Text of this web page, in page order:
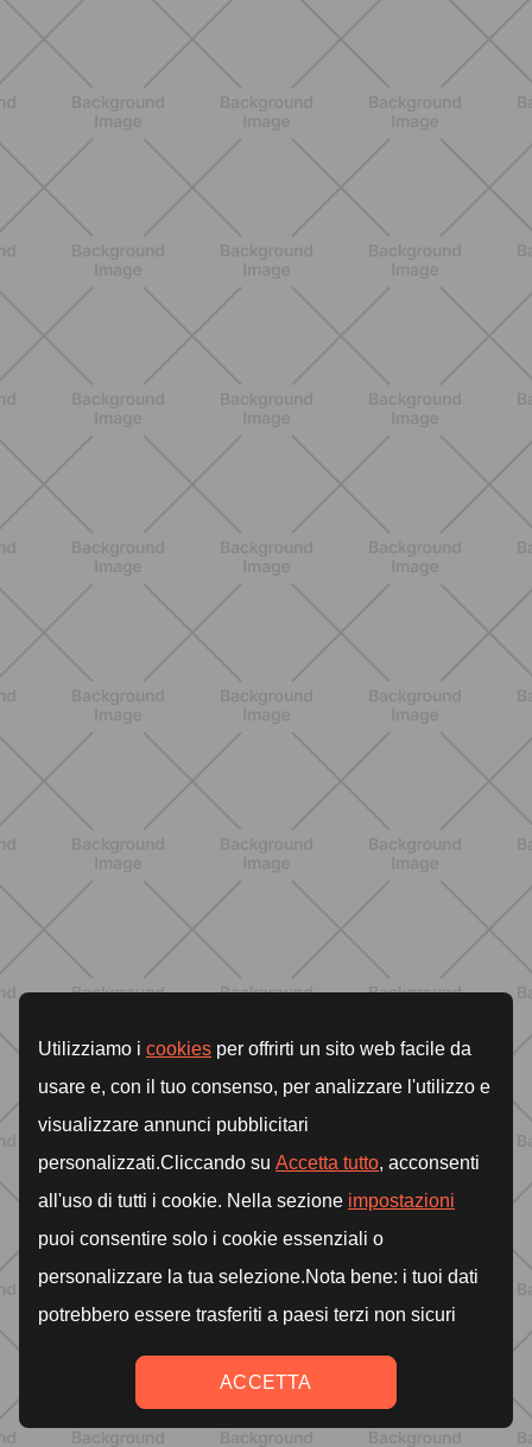
DESCUBRE MÁS
Comer ligero en verano: alimentos
antiinflamatorios e hidratación para